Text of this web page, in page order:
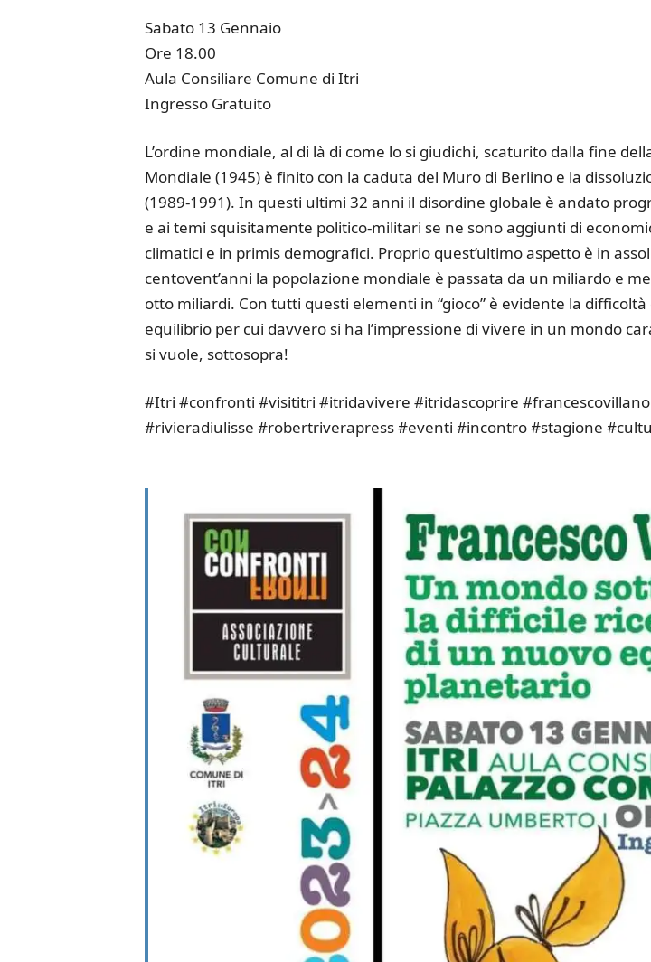
Sabato 13 Gennaio
Ore 18.00
Aula Consiliare Comune di Itri
Ingresso Gratuito
L’ordine mondiale, al di là di come lo si giudichi, scaturito dalla fine
Mondiale (1945) è finito con la caduta del Muro di Berlino e la
(1989-1991). In questi ultimi 32 anni il disordine globale è andato
e ai temi squisitamente politico-militari se ne sono aggiunti di
climatici e in primis demografici. Proprio quest’ultimo aspetto è in
centovent’anni la popolazione mondiale è passata da un miliardo e
otto miliardi. Con tutti questi elementi in “gioco” è evidente la
equilibrio per cui davvero si ha l’impressione di vivere in un mondo
si vuole, sottosopra!
#Itri #confronti #visititri #itridavivere #itridascoprire
#rivieradiulisse #robertriverapress #eventi #incontro #stagione